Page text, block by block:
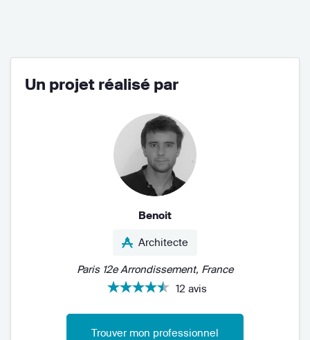
Un projet réalisé par
Benoit
Architecte
Paris 12e Arrondissement, France
12 avis
Trouver mon professionnel